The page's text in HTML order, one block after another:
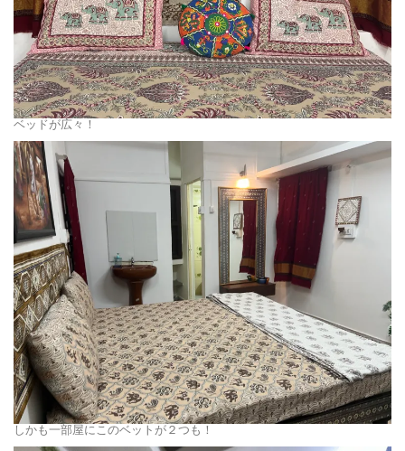
ベッドが広々！
しかも一部屋にこのベットが２つも！